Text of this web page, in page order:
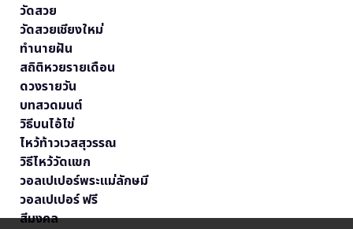
วัดสวย
วัดสวยเชียงใหม่
ทำนายฝัน
สถิติหวยรายเดือน
ดวงรายวัน
บทสวดมนต์
วิธีบนไอ้ไข่
ไหว้ท้าวเวสสุวรรณ
วิธีไหว้วัดแขก
วอลเปเปอร์พระแม่ลักษมี
วอลเปเปอร์ ฟรี
สีมงคล